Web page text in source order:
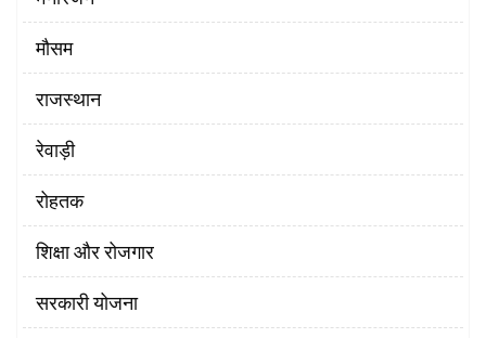
मौसम
राजस्थान
रेवाड़ी
रोहतक
शिक्षा और रोजगार
सरकारी योजना